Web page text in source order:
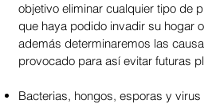
objetivo eliminar cualquier tipo de
que haya podido invadir su hogar
además determinaremos las
provocado para así evitar futuras
Bacterias, hongos, esporas y virus